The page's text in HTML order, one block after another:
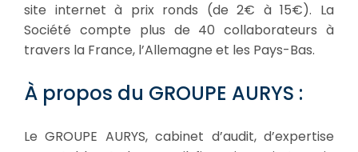
site internet à prix ronds (de 2€ à 15€). La
Société compte plus de 40 collaborateurs à
travers la France, l’Allemagne et les Pays-Bas.
À propos du GROUPE AURYS :
Le GROUPE AURYS, cabinet d’audit, d’expertise